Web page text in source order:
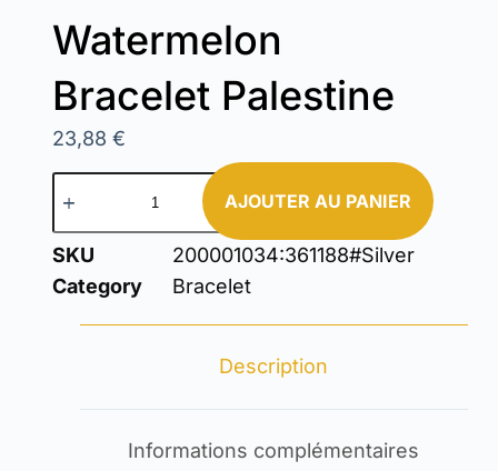
Watermelon
Bracelet Palestine
23,88 €
AJOUTER AU PANIER
SKU
200001034:361188#Silver
Category
Bracelet
Description
Informations complémentaires